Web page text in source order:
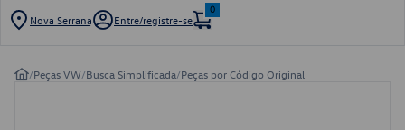
Nova Serrana Entre/registre-se
0
/Peças VW/Busca Simplificada/Peças por Código Original